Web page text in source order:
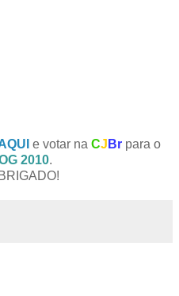
e votar na CJ Br para o
2010.